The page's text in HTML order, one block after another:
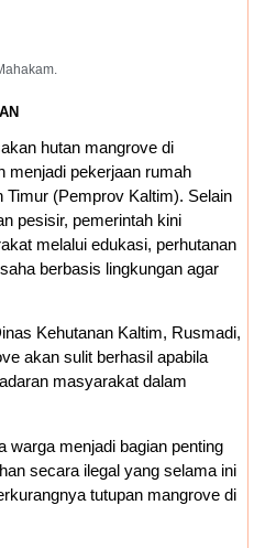
hutan mangrove di
menjadi pekerjaan rumah
Timur (Pemprov Kaltim). Selain
pesisir, pemerintah kini
melalui edukasi, perhutanan
berbasis lingkungan agar
Kehutanan Kaltim, Rusmadi,
akan sulit berhasil apabila
masyarakat dalam
warga menjadi bagian penting
secara ilegal yang selama ini
tutupan mangrove di